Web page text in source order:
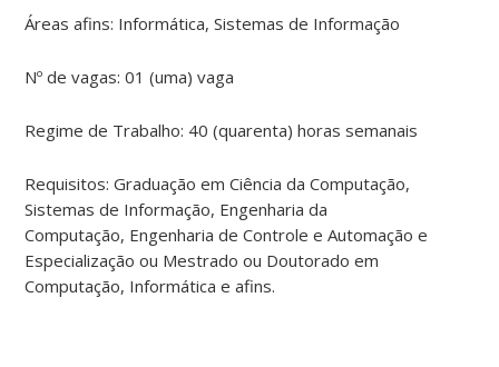
Áreas afins: Informática, Sistemas de Informação
Nº de vagas: 01 (uma) vaga
Regime de Trabalho: 40 (quarenta) horas semanais
Requisitos: Graduação em Ciência da Computação,
Sistemas de Informação, Engenharia da
Computação, Engenharia de Controle e Automação e
Especialização ou Mestrado ou Doutorado em
Computação, Informática e afins.